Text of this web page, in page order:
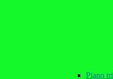
Piano